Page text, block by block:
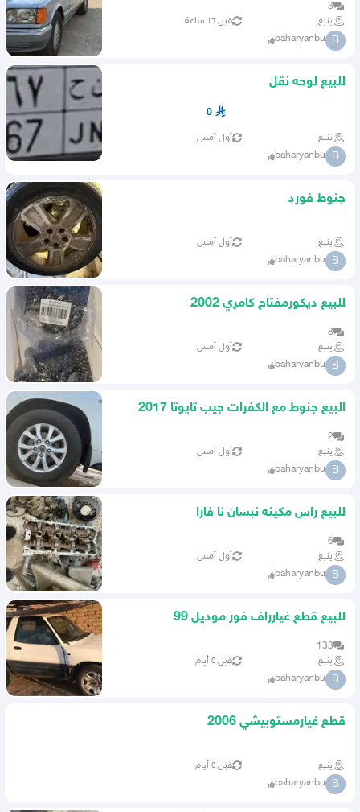
3
ينبع
قبل ١٦ ساعة
B
baharyanbu
للبيع لوحه نقل
0
ينبع أول أمس
B
baharyanbu
جنوط فورد
ينبع أول أمس
B
baharyanbu
للبيع ديكورمفتاح كامري 2002
8
ينبع
أول أمس
B
baharyanbu
البيع جنوط مع الكفرات جيب تايوتا 2017
2
ينبع
أول أمس
B
baharyanbu
للبيع راس مكينه نبسان نا فارا
6
ينبع
أول أمس
B
baharyanbu
للبيع قطع غيارراف فور موديل 99
133
ينبع
قبل ٥ أيام
B
baharyanbu
قطع غيارمستوبيشي 2006
ينبع قبل ٥ أيام
B
baharyanbu